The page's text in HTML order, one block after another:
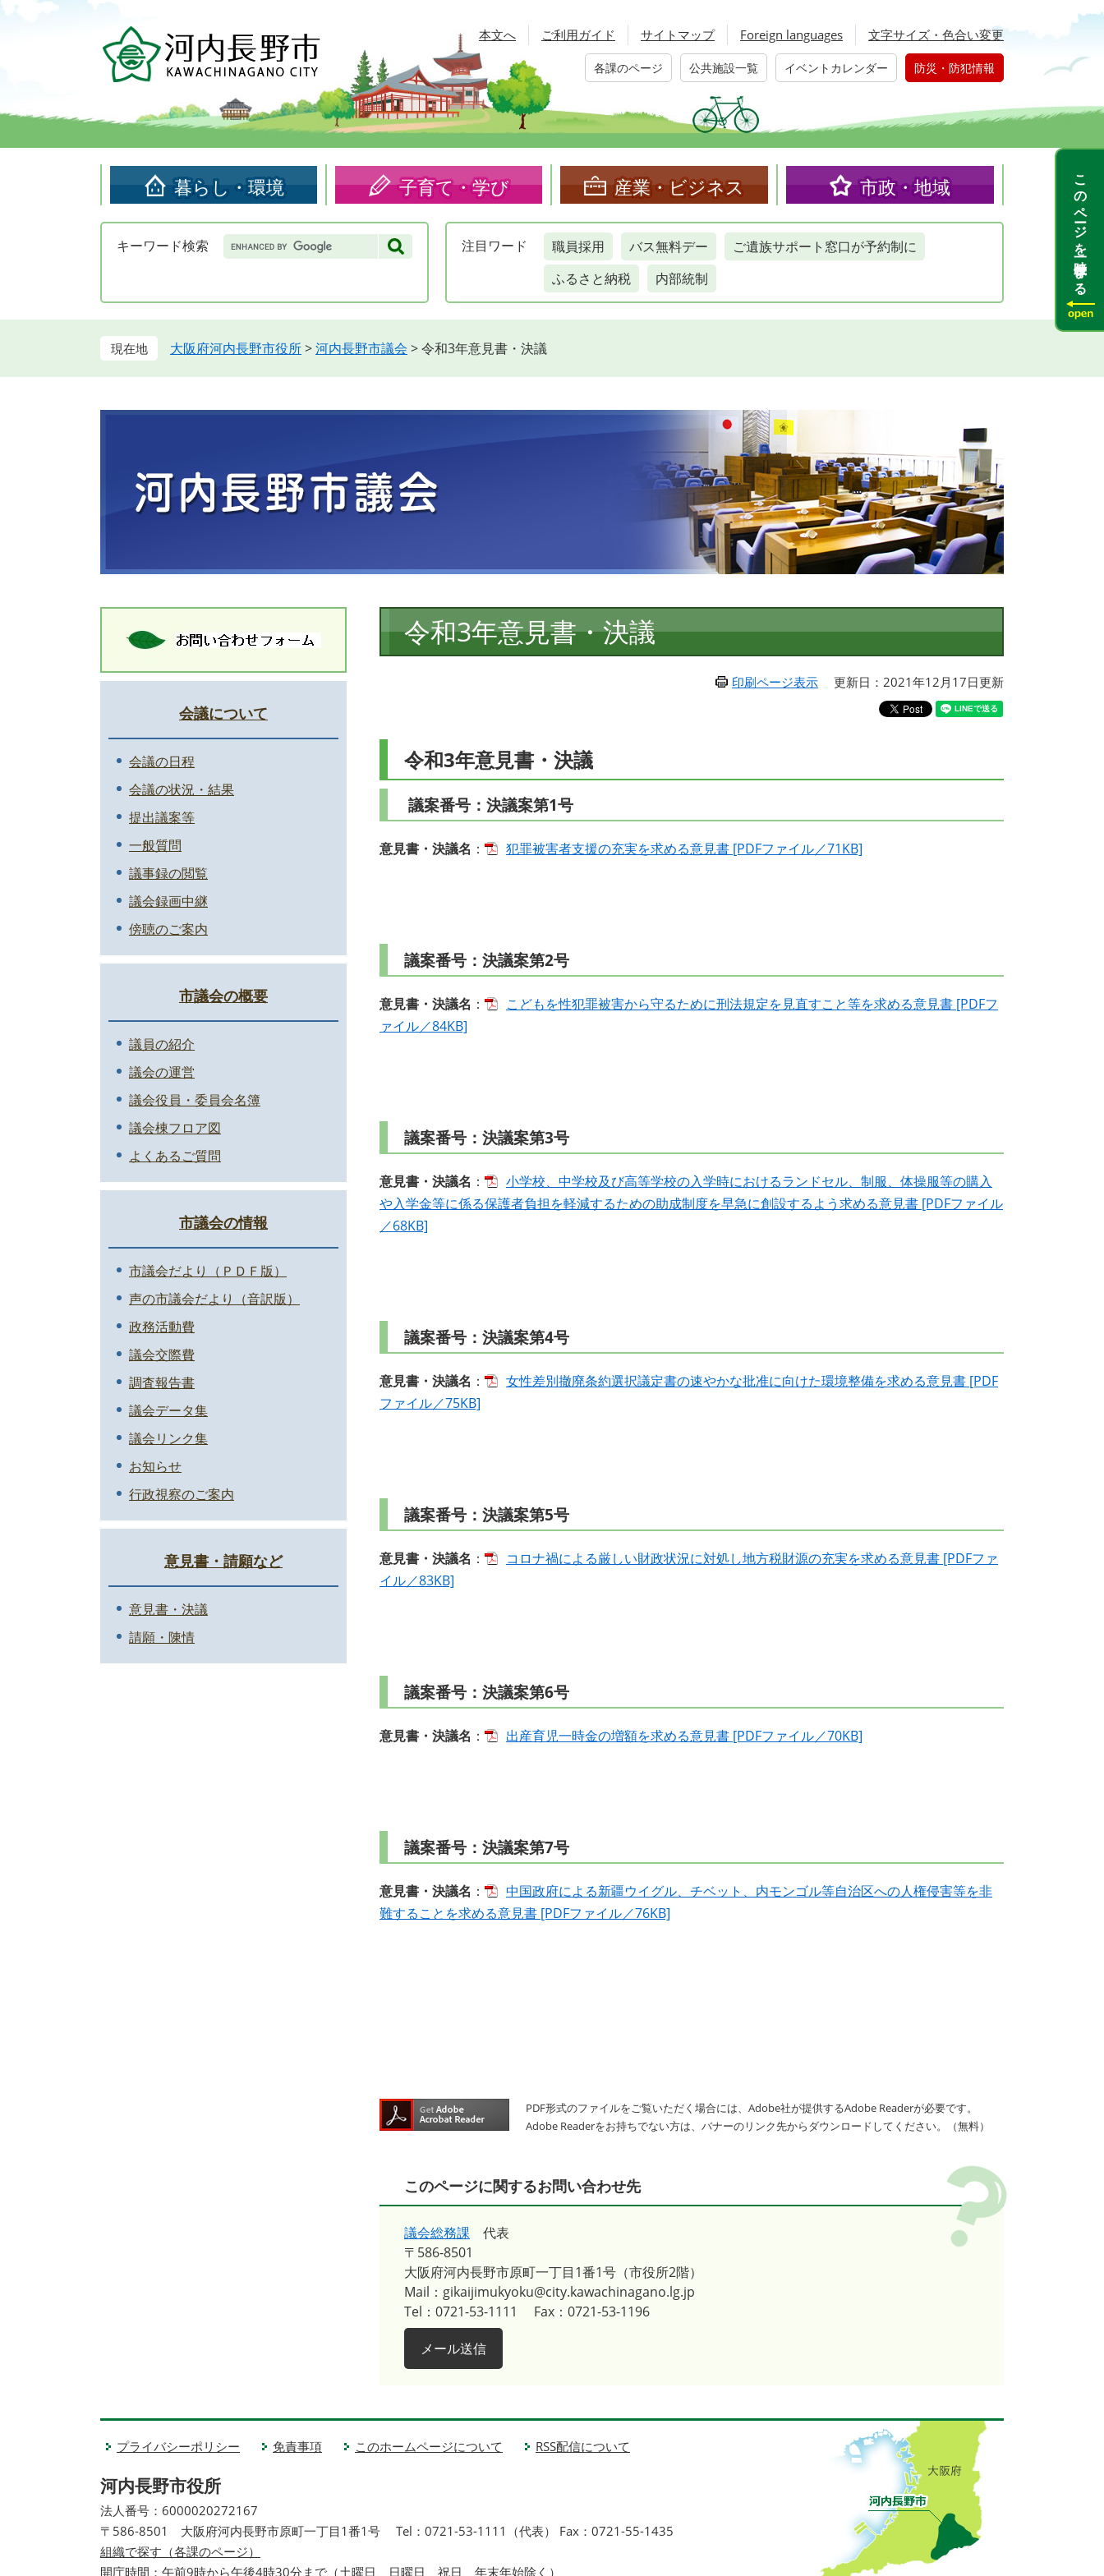
頭
す。
飛
し
本文へ ご利用ガイド サイトマップ Foreign languages 文字サイズ・色合い変更
各課のページ 公共施設一覧 イベントカレンダー 防災・防犯情報
暮らし・環境 子育て・学び 産業・ビジネス 市政・地域
キーワード検索 Google
カ
検
注目 ワード 職員採用 バス無料デー
ご遺族サポート窓口が予約制に
ふるさと納税
内部統制
大阪府河内長野市役所>河内長野市議会 >令和3年意見書・決議
文
令和3年意見書・決議
印刷ページ表示 更新日：2021年12月17日更新
令和3年意見書・決議
議案番号：決議案第1号
意見書・決議名 ： 犯罪被害者支援の充実を求める意見書 [PDFファイル／71KB]
議案番号：決議案第2号
意見書・決議名 ：
こどもを性犯罪被害から守るために刑法規定を見直すこと等を求める意見書 [PDFフ
ァイル／84KB]
議案番号：決議案第3号
意見書・決議名 ：
小学校、中学校及び高等学校の入学時におけるランドセル、制服、体操服等の購入
や入学金等に係る保護者負担を軽減するための助成制度を早急に創設するよう求める意見書 [PDFファイル
／68KB]
議案番号：決議案第4号
意見書・決議名 ：
女性差別撤廃条約選択議定書の速やかな批准に向けた環境整備を求める意見書 [PDF
ファイル／75KB]
議案番号：決議案第5号
意見書・決議名 ：
コロナ禍による厳しい財政状況に対処し地方税財源の充実を求める意見書 [PDFファ
イル／83KB]
議案番号：決議案第6号
意見書・決議名 ： 出産育児一時金の増額を求める意見書 [PDFファイル／70KB]
議案番号：決議案第7号
意見書・決議名 ：
中国政府による新疆ウイグル、チベット、内モンゴル等自治区への人権侵害等を非
難することを求める意見書 [PDFファイル／76KB]
PDF形式のファイルをご覧いただく場合には、Adobe社が提供するAdobe Readerが必要です。
Adobe Readerをお持ちでない方は、バナーのリンク先からダウンロードしてください。（無料）
このページに関するお問い合わせ先
議会総務課
代表
〒586-8501
大阪府河内長野市原町一丁目1番1号（市役所2階）
Mail：gikaijimukyoku@city.kawachinagano.lg.jp
Tel：0721-53-1111
Fax：0721-53-1196
メール送信
会議について
会議の日程
会議の状況・結果
提出議案等
一般質問
議事録の閲覧
議会録画中継
傍聴のご案内
市議会の概要
議員の紹介
議会の運営
議会役員・委員会名簿
議会棟フロア図
よくあるご質問
市議会の情報
市議会だより（ＰＤＦ版）
声の市議会だより（音訳版）
政務活動費
議会交際費
調査報告書
議会データ集
議会リンク集
お知らせ
行政視察のご案内
意見書・請願など
意見書・決議
請願・陳情
プライバシーポリシー 免責事項 このホームページについて RSS配信について
河内長野市役所
法人番号：6000020272167
〒586-8501 大阪府河内長野市原町一丁目1番1号
Tel：0721-53-1111（代表） Fax：0721-55-1435
組織で探す（各課のページ）
開庁時間：午前9時から午後4時30分まで（土曜日、日曜日、祝日、年末年始除く）
このページを一時保存する